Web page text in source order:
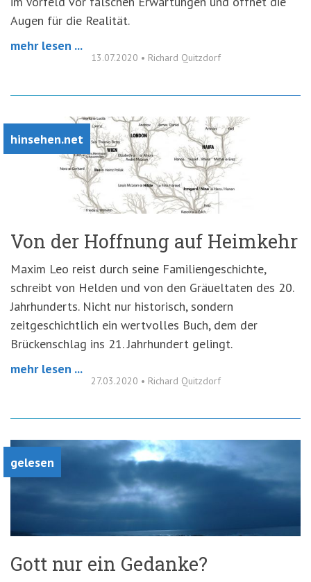
Augen für die Realität.
mehr lesen ...
13.07.2020 • Richard Quitzdorf
hinsehen.net
Von der Hoffnung auf Heimkehr
Maxim Leo reist durch seine Familiengeschichte,
schreibt von Helden und von den Gräueltaten des 20.
Jahrhunderts. Nicht nur historisch, sondern
zeitgeschichtlich ein wertvolles Buch, dem der
Brückenschlag ins 21. Jahrhundert gelingt.
mehr lesen ...
27.03.2020 • Richard Quitzdorf
gelesen
Gott nur ein Gedanke?